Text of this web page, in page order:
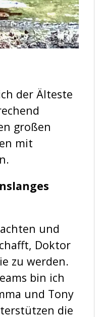
der Älteste
großen
mit
und
Doktor
zu werden.
bin ich
und Tony
die